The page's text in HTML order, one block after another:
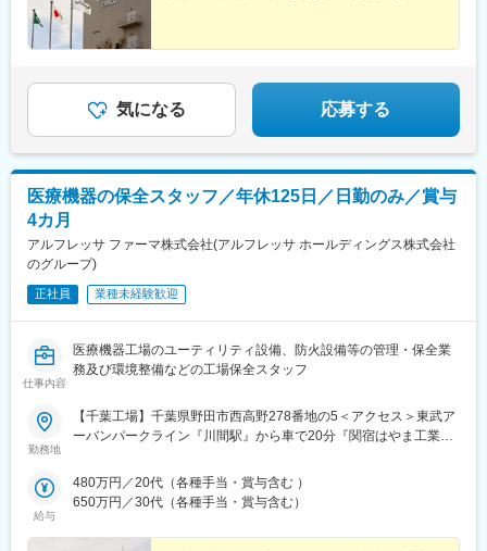
気になる 応募する
医療機器の保全スタッフ／年休125日／日勤のみ／賞与
4カ月
アルフレッサ ファーマ株式会社(アルフレッサ ホールディングス株式会社
のグループ)
正社員 業種未経験歓迎
仕事内容
医療機器工場のユーティリティ設備、防火設備等の管理・保全業
務及び環境整備などの工場保全スタッフ
勤務地
【千葉工場】千葉県野田市西高野278番地の5＜アクセス＞東武ア
ーバンパークライン『川間駅』から車で20分『関宿はやま工業団
給与
480万円／20代（各種手当・賞与含む ）
650万円／30代（各種手当・賞与含む）